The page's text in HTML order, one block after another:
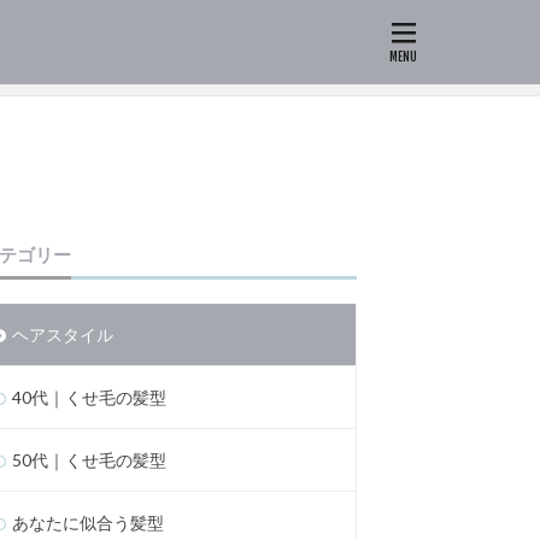
ゴリー
ヘアスタイル
40代｜くせ毛の髪型
50代｜くせ毛の髪型
あなたに似合う髪型